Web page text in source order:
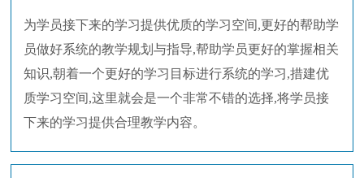
为学员接下来的学习提供优质的学习空间,更好的帮助学
员做好系统的教学规划与指导,帮助学员更好的掌握相关
知识,朝着一个更好的学习目标进行系统的学习,措建优
质学习空间,这里就会是一个非常不错的选择,将学员接
下来的学习提供合理教学内容。